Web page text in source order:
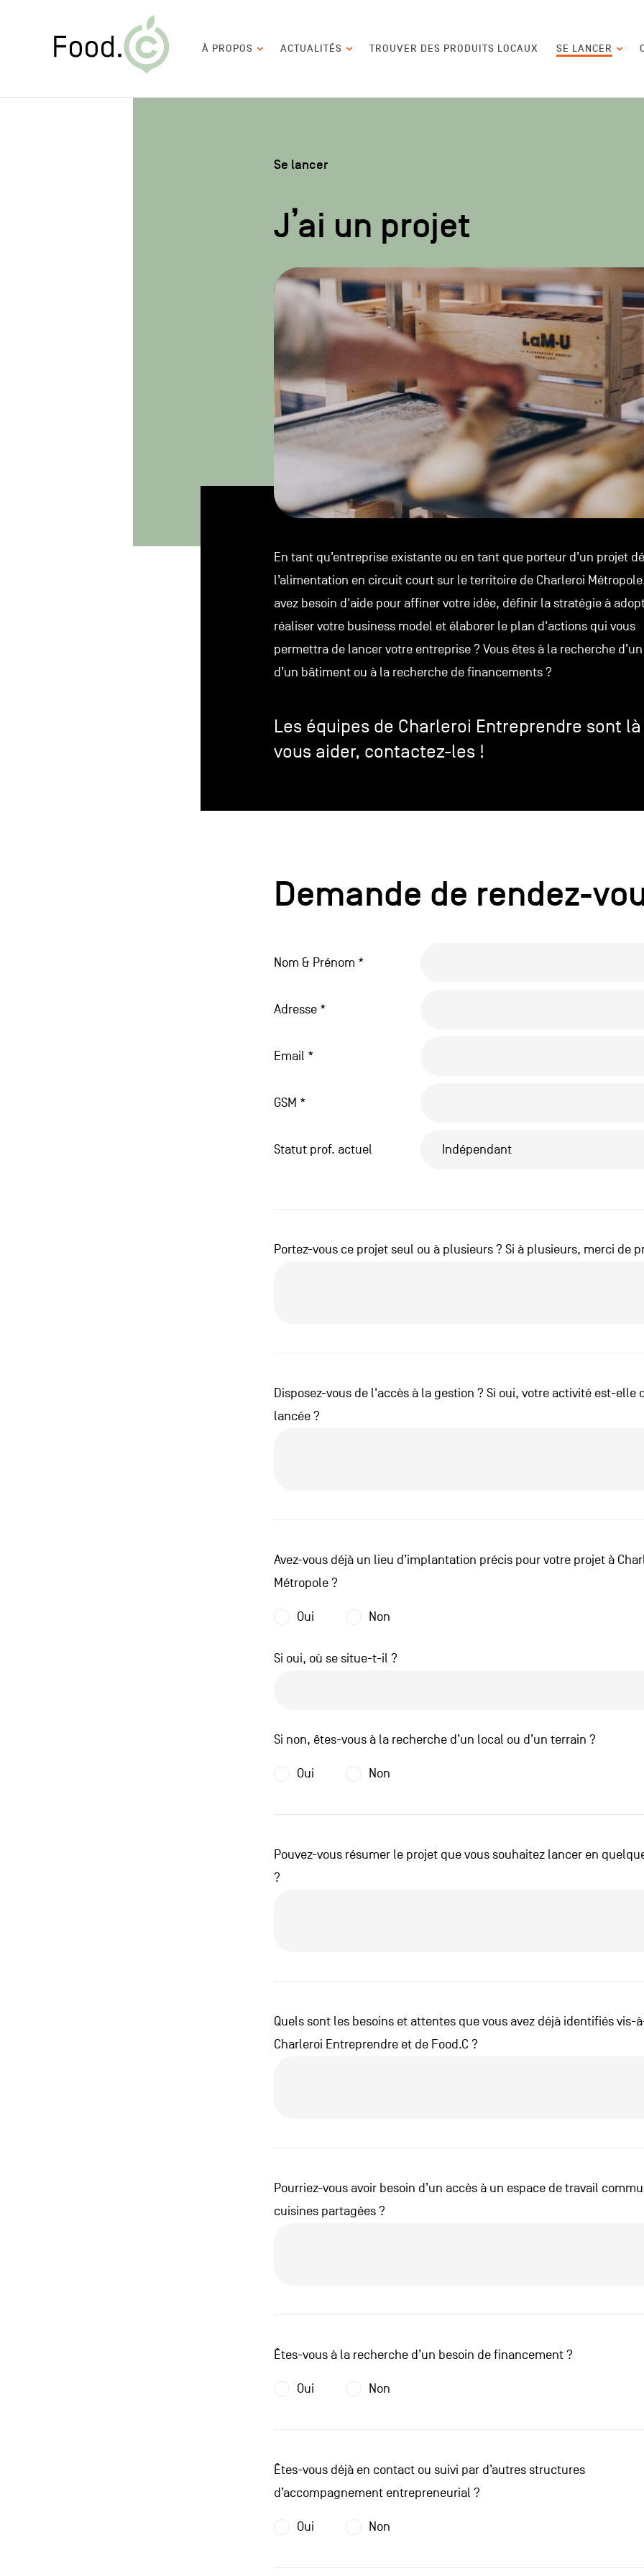
Navigation
À PROPOS ACTUALITÉS TROUVER DES PRODUITS LOCAUX SE LANCER
Se lancer
J’ai un projet
En tant qu’entreprise existante ou en tant que porteur d’un projet
l’alimentation en circuit court sur le territoire de Charleroi
avez besoin d'aide pour affiner votre idée, définir la stratégie à
réaliser votre business model et élaborer le plan d'actions qui vous
permettra de lancer votre entreprise ? Vous êtes à la recherche
d’un bâtiment ou à la recherche de financements ?
Les équipes de Charleroi Entreprendre sont
vous aider, contactez-les !
Demande de rendez-
Nom & Prénom *
Adresse *
Email *
GSM *
Statut prof. actuel
Portez-vous ce projet seul ou à plusieurs ? Si à plusieurs, merci de
Disposez-vous de l'accès à la gestion ? Si oui, votre activité est-elle
lancée ?
Avez-vous déjà un lieu d’implantation précis pour votre projet à
Métropole ?
Oui Non
Si oui, où se situe-t-il ?
Si non, êtes-vous à la recherche d’un local ou d’un terrain ?
Oui Non
Pouvez-vous résumer le projet que vous souhaitez lancer en
?
Quels sont les besoins et attentes que vous avez déjà identifiés vis-
Charleroi Entreprendre et de Food.C ?
Pourriez-vous avoir besoin d’un accès à un espace de travail
cuisines partagées ?
Êtes-vous à la recherche d’un besoin de financement ?
Oui Non
Êtes-vous déjà en contact ou suivi par d’autres structures
d’accompagnement entrepreneurial ?
Oui Non